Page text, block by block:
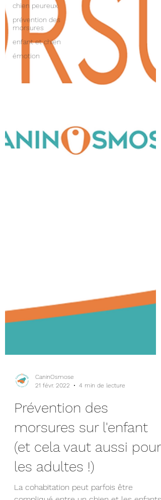
chien peureux
prévention des
morsures
enfant et chien
émotion
21 févr. 2022
4 min de lecture
Prévention des
morsures sur l'enfant
(et cela vaut aussi pour
les adultes !)